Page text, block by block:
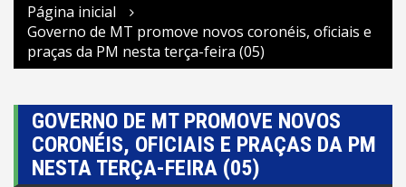
Página inicial
Governo de MT promove novos coronéis, oficiais e
praças da PM nesta terça-feira (05)
GOVERNO DE MT PROMOVE NOVOS
CORONÉIS, OFICIAIS E PRAÇAS DA PM
NESTA TERÇA-FEIRA (05)